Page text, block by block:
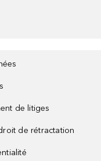
de litiges
de rétractation